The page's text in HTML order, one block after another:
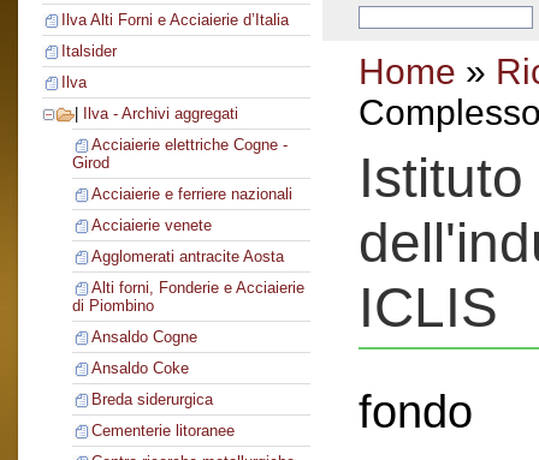
Ilva Alti Forni e Acciaierie d’Italia
Italsider
Ilva
Ilva - Archivi aggregati
Acciaierie elettriche Cogne -
Girod
Acciaierie e ferriere nazionali
Acciaierie venete
Agglomerati antracite Aosta
Alti forni, Fonderie e Acciaierie
di Piombino
Ansaldo Cogne
Ansaldo Coke
Breda siderurgica
Cementerie litoranee
Home »
ICLIS
fondo